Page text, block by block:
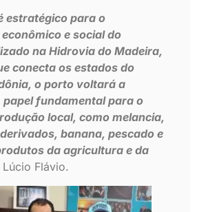
estratégico para o
e social do
na Hidrovia do Madeira,
conecta os estados do
o porto voltará a
papel fundamental para o
local, como melancia,
banana, pescado e
da agricultura e da
Flávio.